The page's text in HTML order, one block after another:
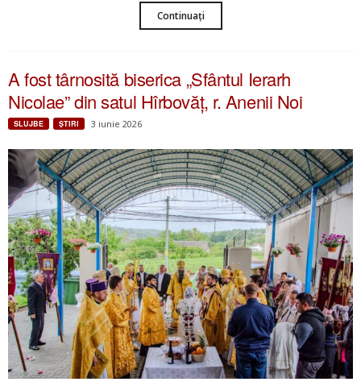
Continuați
A fost târnosită biserica „Sfântul Ierarh
Nicolae” din satul Hîrbovăț, r. Anenii Noi
SLUJBE ŞTIRI 3 iunie 2026